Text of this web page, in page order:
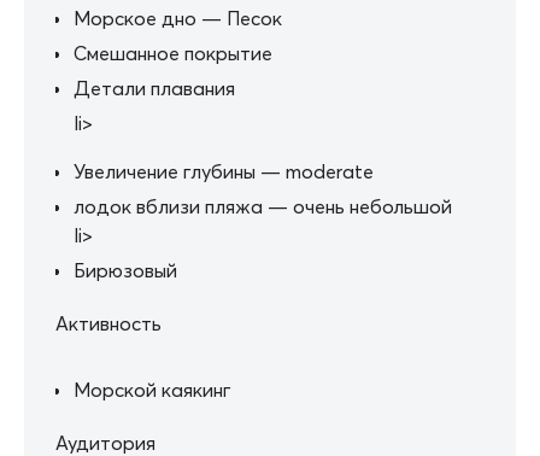
Морское дно — Песок
Смешанное покрытие
Детали плавания
li>
Увеличение глубины — moderate
лодок вблизи пляжа — очень небольшой
li>
Бирюзовый
Активность
Морской каякинг
Аудитория